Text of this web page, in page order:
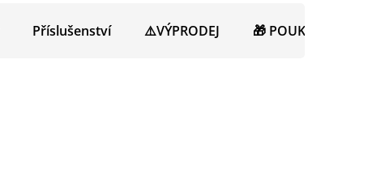
KOŠÍK
Příslušenství ⚠️VÝPRODEJ 🎁 POUKAZY